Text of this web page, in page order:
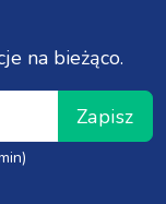
na bieżąco.
Zapisz